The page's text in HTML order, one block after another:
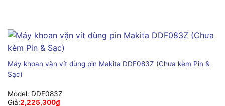
Máy khoan vặn vít dùng pin Makita DDF083Z (Chưa kèm Pin &
Sạc)
Model: DDF083Z
Giá:2,225,300₫